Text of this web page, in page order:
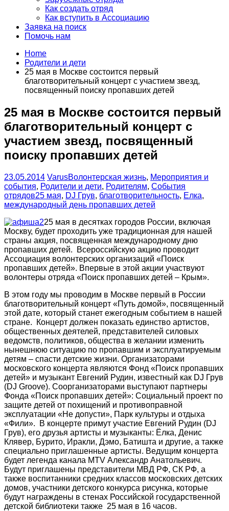
Как создать отряд
Как вступить в Ассоциацию
Заявка на поиск
Помочь нам
Home
Родители и дети
25 мая в Москве состоится первый
благотворительный концерт с участием звезд,
посвященный поиску пропавших детей
25 мая в Москве состоится первый
благотворительный концерт с
участием звезд, посвященный
поиску пропавших детей
23.05.2014 VarusВолонтерская жизнь, Мероприятия и
события, Родители и дети, Родителям, События
отрядов25 мая, DJ Грув, благотворительность, Елка,
международный день пропавших детей
25 мая в десятках городов России, включая
Москву, будет проходить уже традиционная для нашей
страны акция, посвященная международному дню
пропавших детей. Всероссийскую акцию проводит
Ассоциация волонтерских организаций «Поиск
пропавших детей». Впервые в этой акции участвуют
волонтеры отряда «Поиск пропавших детей – Крым».
В этом году мы проводим в Москве первый в России
благотворительный концерт «Путь домой», посвященный
этой дате, который станет ежегодным событием в нашей
стране. Концерт должен показать единство артистов,
общественных деятелей, представителей силовых
ведомств, политиков, общества в желании изменить
нынешнюю ситуацию по пропавшим и эксплуатируемым
детям – спасти детские жизни. Организаторами
московского концерта являются Фонд «Поиск пропавших
детей» и музыкант Евгений Рудин, известный как DJ Грув
(DJ Groove). Соорганизаторами выступают партнеры
Фонда «Поиск пропавших детей»: Социальный проект по
защите детей от похищений и противоправной
эксплуатации «Не допусти», Парк культуры и отдыха
«Фили». В концерте примут участие Евгений Рудин (DJ
Грув), его друзья артисты и музыканты: Ёлка, Денис
Клявер, Бурито, Иракли, Дэмо, Батишта и другие, а также
специально приглашенные артисты. Ведущим концерта
будет легенда канала MTV Александр Анатольевич.
Будут приглашены представители МВД РФ, СК РФ, а
также воспитанники средних классов московских детских
домов, участники детского конкурса рисунка, которые
будут награждены в стенах Российской государственной
детской библиотеки также 25 мая в 16 часов.